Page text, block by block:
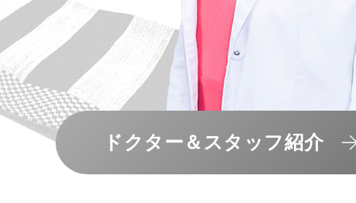
ドクター＆スタッフ紹介